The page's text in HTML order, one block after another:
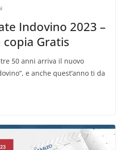
Indovino 2023 –
copia Gratis
50 anni arriva il nuovo
e anche quest’anno ti da